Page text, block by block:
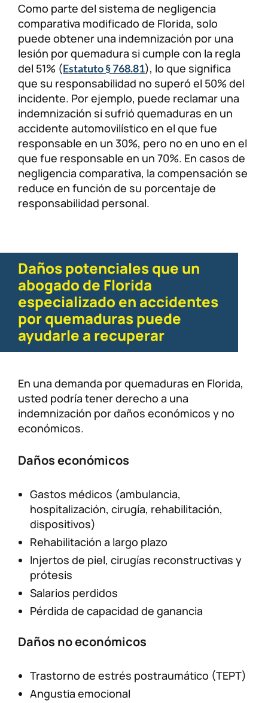
Como parte del sistema de negligencia
comparativa modificado de Florida, solo
puede obtener una indemnización por una
lesión por quemadura si cumple con la regla
del 51% (Estatuto § 768.81), lo que significa
que su responsabilidad no superó el 50% del
incidente. Por ejemplo, puede reclamar una
indemnización si sufrió quemaduras en un
accidente automovilístico en el que fue
responsable en un 30%, pero no en uno en el
que fue responsable en un 70%. En casos de
negligencia comparativa, la compensación se
reduce en función de su porcentaje de
responsabilidad personal.
Daños potenciales que un
abogado de Florida
especializado en accidentes
por quemaduras puede
ayudarle a recuperar
En una demanda por quemaduras en Florida,
usted podría tener derecho a una
indemnización por daños económicos y no
económicos.
Daños económicos
Gastos médicos (ambulancia,
hospitalización, cirugía, rehabilitación,
dispositivos)
Rehabilitación a largo plazo
Injertos de piel, cirugías reconstructivas y
prótesis
Salarios perdidos
Pérdida de capacidad de ganancia
Daños no económicos
Trastorno de estrés postraumático (TEPT)
Angustia emocional